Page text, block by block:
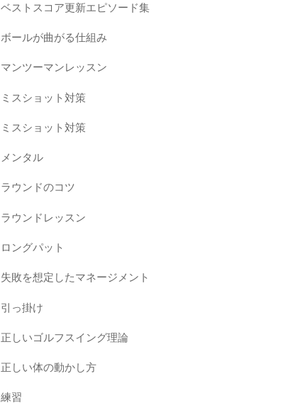
ベストスコア更新エピソード集
ボールが曲がる仕組み
マンツーマンレッスン
ミスショット対策
ミスショット対策
メンタル
ラウンドのコツ
ラウンドレッスン
ロングパット
失敗を想定したマネージメント
引っ掛け
正しいゴルフスイング理論
正しい体の動かし方
練習